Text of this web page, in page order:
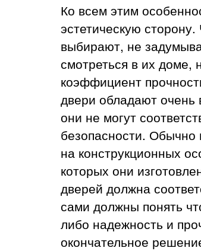
Ко всем этим
эстетическую
выбирают, не
смотреться в их доме,
коэффициент
двери обладают очень
они не могут
безопасности.
на конструкционных
которых они
дверей должна
сами должны понять
либо надежность и
окончательное